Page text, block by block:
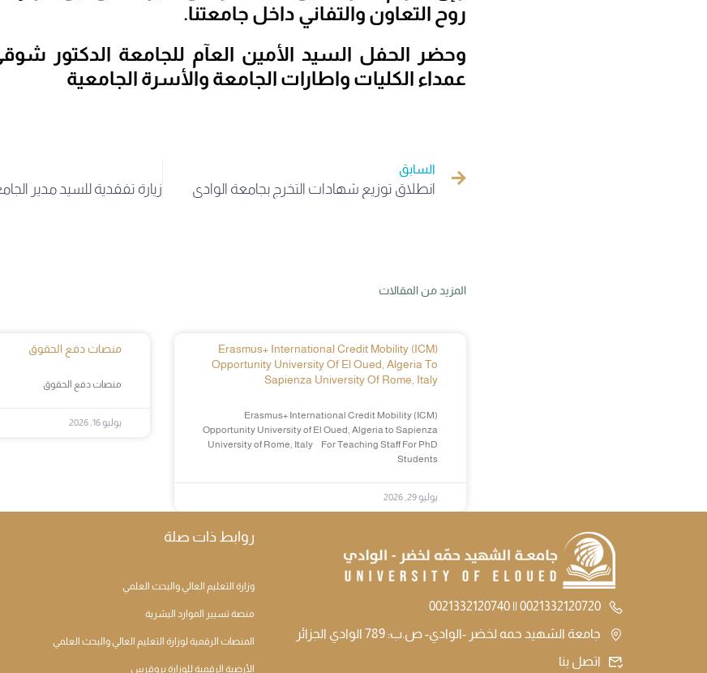
روح التعاون والتفاني داخل جامعتنا.
وحضر الحفل السيد الأمين العآم للجامعة الدكتور
عمداء الكليات واطارات الجامعة والأسرة الجامعية
السابق
انطلاق توزيع شهادات التخرج بجامعة الوادي
المزيد من المقالات
Erasmus+ International Credit Mobility (ICM)
Opportunity University Of El Oued, Algeria To
Sapienza University Of Rome, Italy
Erasmus+ International Credit Mobility (ICM)
Opportunity University of El Oued, Algeria to Sapienza
University of Rome, Italy For Teaching Staff For PhD
Students
يوليو 29, 2026
منصات دفع الحقوق
منصات دفع الحقوق
يوليو 16, 2026
0021332120720 || 0021332120740
جامعة الشهيد حمه لخضر -الوادي- ص.ب: 789 الوادي الجزائر
اتصل بنا
روابط ذات صلة
وزارة التعليم العالي والبحث العلمي
منصة تسيير الموارد اليشرية
المنصات الرقمية لوزارة التعليم العالي والبحث العلمي
الأرضية الرقمية للوزارة بروقرس